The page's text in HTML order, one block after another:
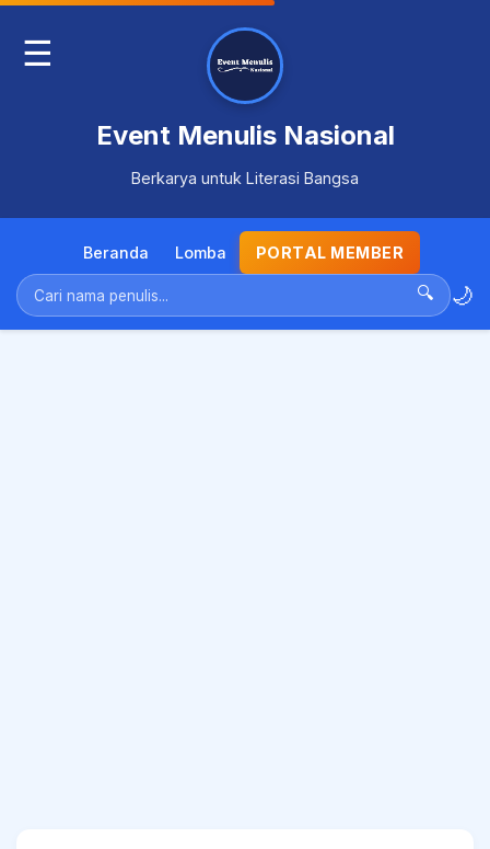
☰
Event Menulis Nasional
Berkarya untuk Literasi Bangsa
Beranda Lomba PORTAL MEMBER
🔍 🌙